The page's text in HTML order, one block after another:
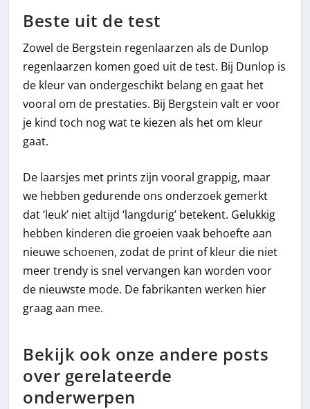
Beste uit de test
Zowel de Bergstein regenlaarzen als de Dunlop
regenlaarzen komen goed uit de test. Bij Dunlop is
de kleur van ondergeschikt belang en gaat het
vooral om de prestaties. Bij Bergstein valt er voor
je kind toch nog wat te kiezen als het om kleur
gaat.
De laarsjes met prints zijn vooral grappig, maar
we hebben gedurende ons onderzoek gemerkt
dat ‘leuk’ niet altijd ‘langdurig’ betekent. Gelukkig
hebben kinderen die groeien vaak behoefte aan
nieuwe schoenen, zodat de print of kleur die niet
meer trendy is snel vervangen kan worden voor
de nieuwste mode. De fabrikanten werken hier
graag aan mee.
Bekijk ook onze andere posts
over gerelateerde
onderwerpen